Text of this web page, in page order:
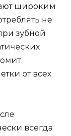
широким
не
зубной
от всех
всегда